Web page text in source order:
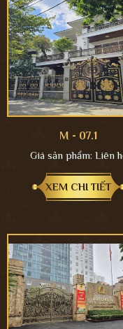
M - 07.1
Giá sản phẩm: Liên
XEM CHI TIẾT